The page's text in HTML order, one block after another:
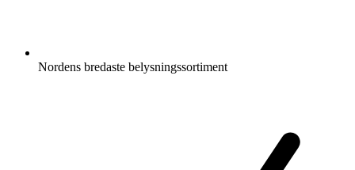
Nordens bredaste belysningssortiment